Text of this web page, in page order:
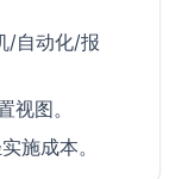
/自动化/报
视图。
施成本。